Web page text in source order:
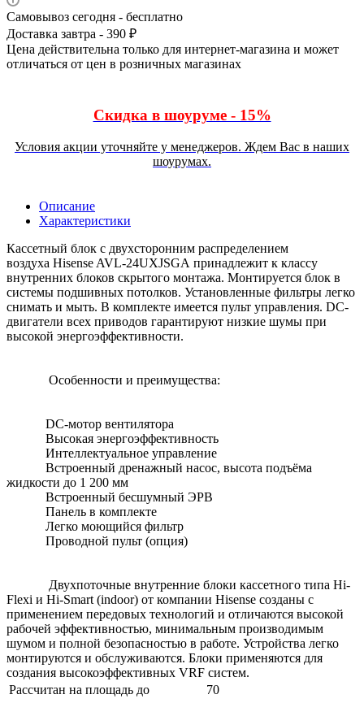
Самовывоз сегодня - бесплатно
Доставка завтра - 390 ₽
Цена действительна только для интернет-магазина и может
отличаться от цен в розничных магазинах
Скидка в шоуруме - 15%
Условия акции уточняйте у менеджеров. Ждем Вас в наших
шоурумах.
Описание
Характеристики
Кассетный блок с двухсторонним распределением
воздуха Hisense AVL-24UXJSGA принадлежит к классу
внутренних блоков скрытого монтажа. Монтируется блок в
системы подшивных потолков. Установленные фильтры легко
снимать и мыть. В комплекте имеется пульт управления. DC-
двигатели всех приводов гарантируют низкие шумы при
высокой энергоэффективности.
Особенности и преимущества:
DC-мотор вентилятора
Высокая энергоэффективность
Интеллектуальное управление
Встроенный дренажный насос, высота подъёма
жидкости до 1 200 мм
Встроенный бесшумный ЭРВ
Панель в комплекте
Легко моющийся фильтр
Проводной пульт (опция)
Двухпоточные внутренние блоки кассетного типа Hi-
Flexi и Hi-Smart (indoor) от компании Hisense созданы с
применением передовых технологий и отличаются высокой
рабочей эффективностью, минимальным производимым
шумом и полной безопасностью в работе. Устройства легко
монтируются и обслуживаются. Блоки применяются для
создания высокоэффективных VRF систем.
Рассчитан на площадь до
70